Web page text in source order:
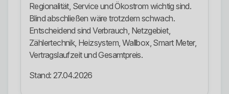
Regionalität, Service und Ökostrom wichtig sind.
Blind abschließen wäre trotzdem schwach.
Entscheidend sind Verbrauch, Netzgebiet,
Zählertechnik, Heizsystem, Wallbox, Smart Meter,
Vertragslaufzeit und Gesamtpreis.
Stand: 27.04.2026